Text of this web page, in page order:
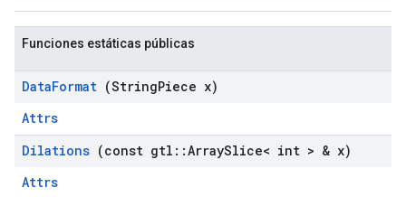
Funciones estáticas públicas
DataFormat (StringPiece x)
Attrs
Dilations (const gtl ::ArraySlice< int > & x)
Attrs